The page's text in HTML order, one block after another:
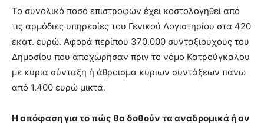
Το συνολικό ποσό επιστροφών έχει κοστολογηθεί από
τις αρμόδιες υπηρεσίες του Γενικού Λογιστηρίου στα 420
εκατ. ευρώ. Αφορά περίπου 370.000 συνταξιούχους του
Δημοσίου που αποχώρησαν πριν το νόμο Κατρούγκαλου
με κύρια σύνταξη ή άθροισμα κύριων συντάξεων πάνω
από 1.400 ευρώ μικτά.
Η απόφαση για το πώς θα δοθούν τα αναδρομικά ή αν